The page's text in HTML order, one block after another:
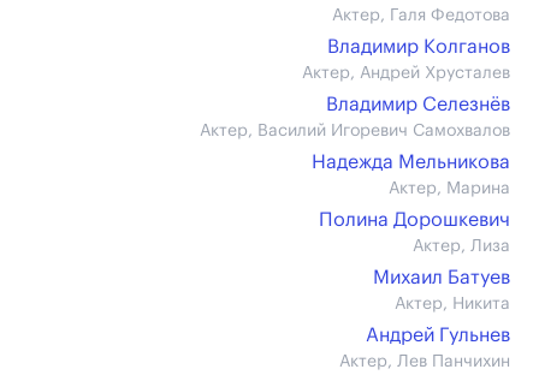
Актер, Галя Федотова
Владимир Колганов
Актер, Андрей Хрусталев
Владимир Селезнёв
Актер, Василий Игоревич Самохвалов
Надежда Мельникова
Актер, Марина
Полина Дорошкевич
Актер, Лиза
Михаил Батуев
Актер, Никита
Андрей Гульнев
Актер, Лев Панчихин